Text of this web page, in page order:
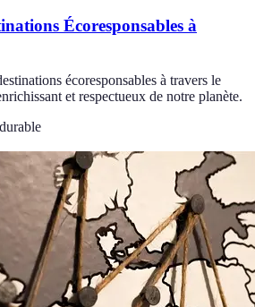
Écoresponsables à
écoresponsables à travers le
et respectueux de notre planète.